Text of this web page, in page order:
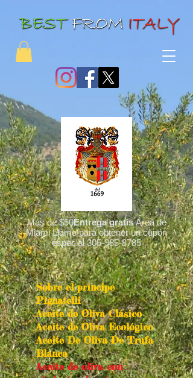
Más de $50Entrega gratisÁrea de
Miami Llame para obtener un cupón
especial305-985-8785
Sobre el príncipe
Pignatelli
Aceite de Oliva Clásico
Aceite de Oliva Ecológico
Aceite De Oliva De Trufa
Blanca
Aceite de oliva con